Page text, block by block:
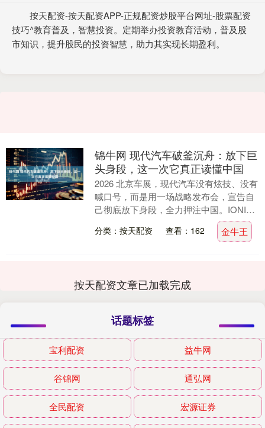
按天配资-按天配资APP-正规配资炒股平台网址-股票配资
技巧^教育普及，智慧投资。定期举办投资教育活动，普及股
市知识，提升股民的投资智慧，助力其实现长期盈利。
锦牛网 现代汽车破釜沉舟：放下巨
头身段，这一次它真正读懂中国
2026 北京车展，现代汽车没有炫技、没有
喊口号，而是用一场战略发布会，宣告自
己彻底放下身段，全力押注中国。IONIQ
艾尼氪落地、艾尼氪 V 全球首发、五年 ....
分类：按天配资 查看：162 金牛王
按天配资文章已加载完成
话题标签
宝利配资 益牛网
谷锦网 通弘网
全民配资 宏源证券